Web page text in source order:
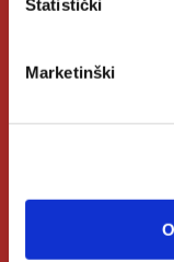
Statistički
Marketinški